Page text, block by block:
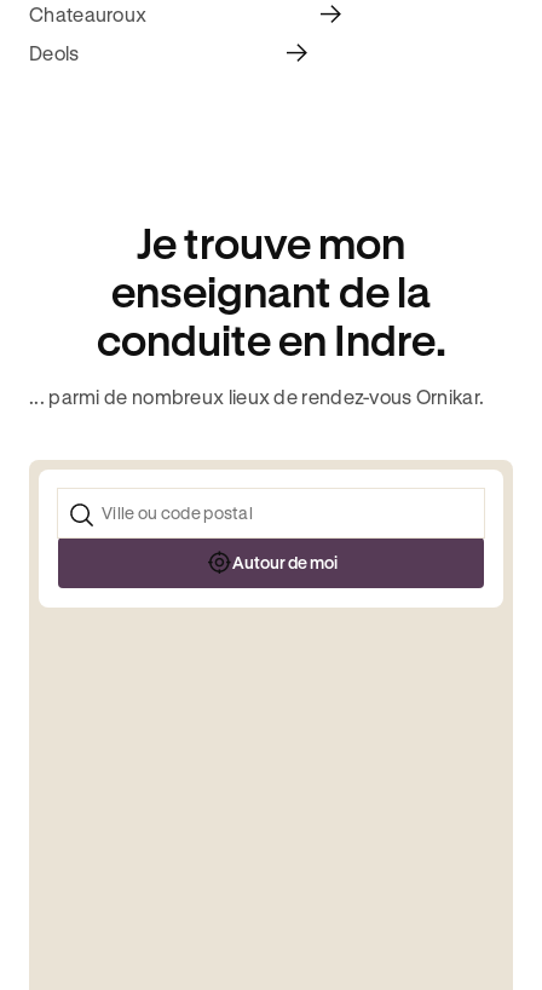
Chateauroux
Deols
Je trouve mon
enseignant de la
conduite en Indre.
... parmi de nombreux lieux de rendez-vous Ornikar.
Autour de moi